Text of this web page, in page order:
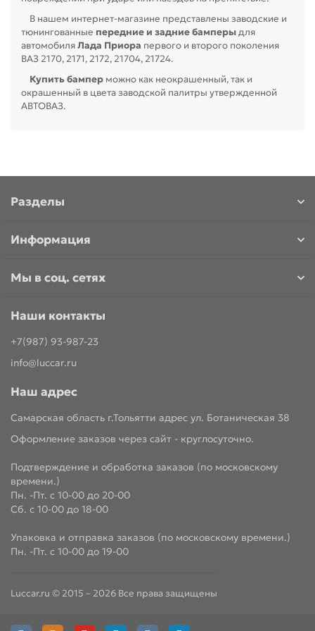
для Ларгус (Largus)
для Приора (Priora)
В нашем интернет-магазине представлены заводские и
тюнингованные передние и задние бамперыдля
автомобиляЛада Приора первого и второго поколения
ВАЗ 2170, 2171, 2172, 21704, 21724.
Купить бампер можно как неокрашенный, так и
окрашенный в цвета заводской палитры утвержденной
АВТОВАЗ.
Разделы
Информация
Мы в соц. сетях
Наши контакты
+7(987) 93-987-23
info@luccar.ru
Наш адрес
Самарская область г.Тольятти адрес ул. Ботаническая 38
Оформление заказов через сайт - круглосуточно.
Подтверждение и обработка заказов (по московскому
времени.)
Пн. -Пт. с 10-00 до 20-00
Сб. с 10-00 до 18-00
Упаковка и отправка заказов (по московскому времени.)
Пн. -Пт. с 10-00 до 19-00
Luccar.ru © 2015 – 2026 Все права защищены